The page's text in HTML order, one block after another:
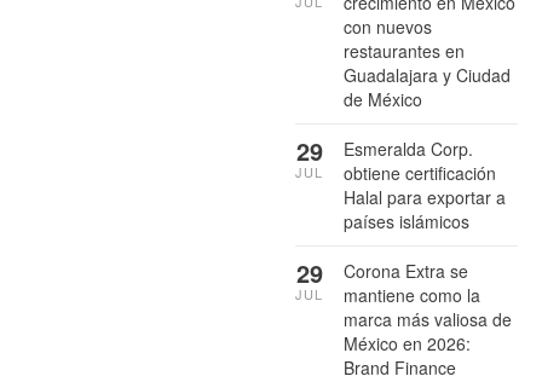
con nuevos
restaurantes en
Guadalajara y Ciudad
de México
Esmeralda Corp.
obtiene certificación
Halal para exportar a
países islámicos
29
JUL
Corona Extra se
mantiene como la
marca más valiosa de
México en 2026:
Brand Finance
29
JUL